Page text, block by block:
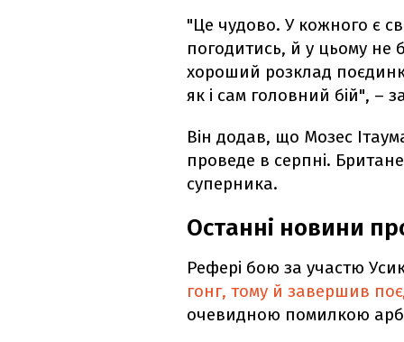
"Це чудово. У кожного є
погодитись, й у цьому не
хороший розклад
як і сам головний бій", –
Він додав, що Мозес
проведе в серпні.
суперника.
Останні новини
Рефері бою за участю
гонг, тому й завершив
очевидною помилкою